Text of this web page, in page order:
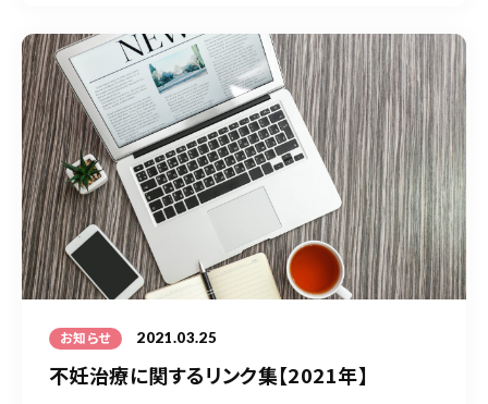
お知らせ 2021.03.25
不妊治療に関するリンク集【2021年】